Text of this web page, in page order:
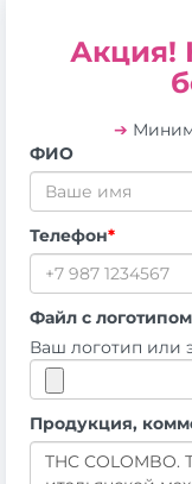
Акция!
➔
ФИО
Телефон*
Файл с логотипом
Ваш логотип или
Продукция,